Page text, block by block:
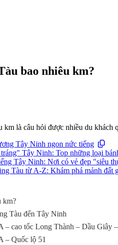
bao nhiêu km?
là câu hỏi được nhiều du khách
Tây Ninh ngon nức tiếng
Tây Ninh: Top những loại
Tây Ninh: Nơi có vẻ đẹp "siêu
Tàu từ A-Z: Khám phá mảnh đất
km?
Tàu đến Tây Ninh
– cao tốc Long Thành – Dầu Giây
– Quốc lộ 51